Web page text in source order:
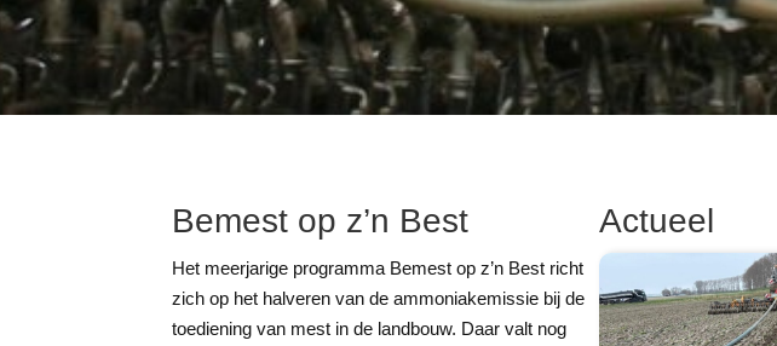
Bemest op z’n Best
Het meerjarige programma Bemest op z’n Best richt
zich op het halveren van de ammoniakemissie bij de
toediening van mest in de landbouw. Daar valt nog
Actueel